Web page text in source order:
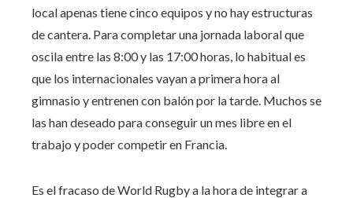
local apenas tiene cinco equipos y no hay estructuras
de cantera. Para completar una jornada laboral que
oscila entre las 8:00 y las 17:00 horas, lo habitual es
que los internacionales vayan a primera hora al
gimnasio y entrenen con balón por la tarde. Muchos se
las han deseado para conseguir un mes libre en el
trabajo y poder competir en Francia.
Es el fracaso de World Rugby a la hora de integrar a